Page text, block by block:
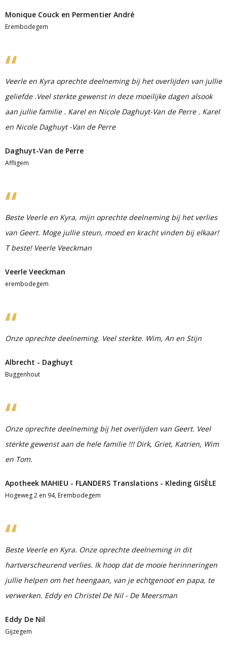
Monique Couck en Permentier André
Erembodegem
Veerle en Kyra oprechte deelneming bij het overlijden van jullie
geliefde .Veel sterkte gewenst in deze moeilijke dagen alsook
aan jullie familie . Karel en Nicole Daghuyt-Van de Perre . Karel
en Nicole Daghuyt -Van de Perre
Daghuyt-Van de Perre
Affligem
Beste Veerle en Kyra, mijn oprechte deelneming bij het verlies
van Geert. Moge jullie steun, moed en kracht vinden bij elkaar!
T beste! Veerle Veeckman
Veerle Veeckman
erembodegem
Onze oprechte deelneming. Veel sterkte. Wim, An en Stijn
Albrecht - Daghuyt
Buggenhout
Onze oprechte deelneming bij het overlijden van Geert. Veel
sterkte gewenst aan de hele familie !!! Dirk, Griet, Katrien, Wim
en Tom.
Apotheek MAHIEU - FLANDERS Translations - Kleding GISÈLE
Hogeweg 2 en 94, Erembodegem
Beste Veerle en Kyra. Onze oprechte deelneming in dit
hartverscheurend verlies. Ik hoop dat de mooie herinneringen
jullie helpen om het heengaan, van je echtgenoot en papa, te
verwerken. Eddy en Christel De Nil - De Meersman
Eddy De Nil
Gijzegem